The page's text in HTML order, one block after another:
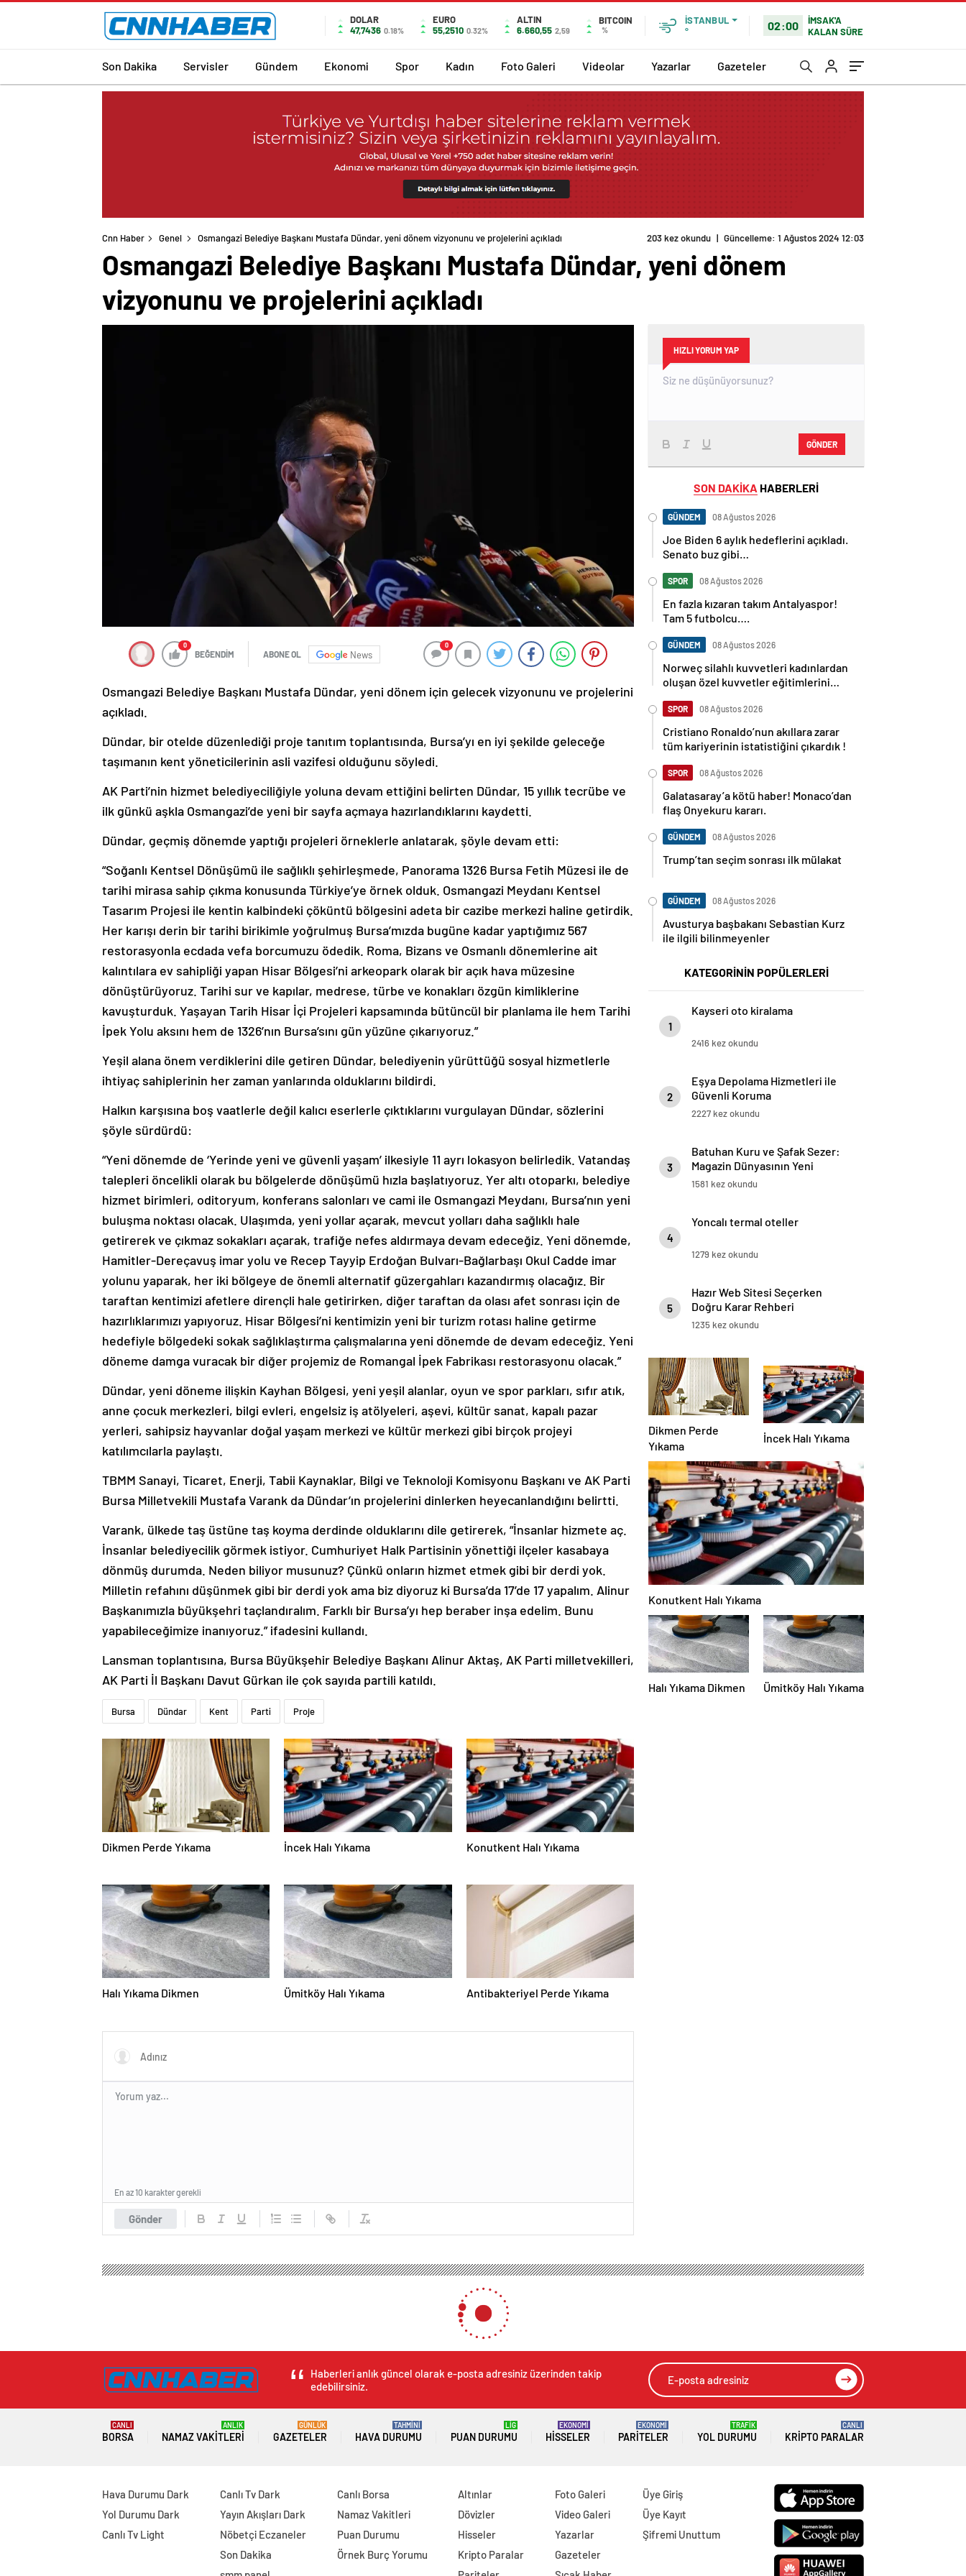
DOLAR
47,7436 0.18%
EURO
55,2510 0.32%
ALTIN
6.660,55 2,59
BITCOIN
%
İSTANBUL
°
02:00
İMSAK'A
KALAN SÜRE
Son Dakika Servisler Gündem Ekonomi Spor Kadın Foto Galeri Videolar Yazarlar Gazeteler
Cnn Haber Genel Osmangazi Belediye Başkanı Mustafa Dündar, yeni dönem vizyonunu ve projelerini açıkladı 203 kez okundu | Güncelleme: 1 Ağustos 2024 12:03
Osmangazi Belediye Başkanı Mustafa Dündar, yeni dönem
vizyonunu ve projelerini açıkladı
0
BEĞENDİM ABONE OL News
0
Osmangazi Belediye Başkanı Mustafa Dündar, yeni dönem için gelecek vizyonunu ve projelerini
açıkladı.
Dündar, bir otelde düzenlediği proje tanıtım toplantısında, Bursa’yı en iyi şekilde geleceğe
taşımanın kent yöneticilerinin asli vazifesi olduğunu söyledi.
AK Parti’nin hizmet belediyeciliğiyle yoluna devam ettiğini belirten Dündar, 15 yıllık tecrübe ve
ilk günkü aşkla Osmangazi’de yeni bir sayfa açmaya hazırlandıklarını kaydetti.
Dündar, geçmiş dönemde yaptığı projeleri örneklerle anlatarak, şöyle devam etti:
“Soğanlı Kentsel Dönüşümü ile sağlıklı şehirleşmede, Panorama 1326 Bursa Fetih Müzesi ile de
tarihi mirasa sahip çıkma konusunda Türkiye’ye örnek olduk. Osmangazi Meydanı Kentsel
Tasarım Projesi ile kentin kalbindeki çöküntü bölgesini adeta bir cazibe merkezi haline getirdik.
Her karışı derin bir tarihi birikimle yoğrulmuş Bursa’mızda bugüne kadar yaptığımız 567
restorasyonla ecdada vefa borcumuzu ödedik. Roma, Bizans ve Osmanlı dönemlerine ait
kalıntılara ev sahipliği yapan Hisar Bölgesi’ni arkeopark olarak bir açık hava müzesine
dönüştürüyoruz. Tarihi sur ve kapılar, medrese, türbe ve konakları özgün kimliklerine
kavuşturduk. Yaşayan Tarih Hisar İçi Projeleri kapsamında bütüncül bir planlama ile hem Tarihi
İpek Yolu aksını hem de 1326’nın Bursa’sını gün yüzüne çıkarıyoruz.”
Yeşil alana önem verdiklerini dile getiren Dündar, belediyenin yürüttüğü sosyal hizmetlerle
ihtiyaç sahiplerinin her zaman yanlarında olduklarını bildirdi.
Halkın karşısına boş vaatlerle değil kalıcı eserlerle çıktıklarını vurgulayan Dündar, sözlerini
şöyle sürdürdü:
“Yeni dönemde de ‘Yerinde yeni ve güvenli yaşam’ ilkesiyle 11 ayrı lokasyon belirledik. Vatandaş
talepleri öncelikli olarak bu bölgelerde dönüşümü hızla başlatıyoruz. Yer altı otoparkı, belediye
hizmet birimleri, oditoryum, konferans salonları ve cami ile Osmangazi Meydanı, Bursa’nın yeni
buluşma noktası olacak. Ulaşımda, yeni yollar açarak, mevcut yolları daha sağlıklı hale
getirerek ve çıkmaz sokakları açarak, trafiğe nefes aldırmaya devam edeceğiz. Yeni dönemde,
Hamitler-Dereçavuş imar yolu ve Recep Tayyip Erdoğan Bulvarı-Bağlarbaşı Okul Cadde imar
yolunu yaparak, her iki bölgeye de önemli alternatif güzergahları kazandırmış olacağız. Bir
taraftan kentimizi afetlere dirençli hale getirirken, diğer taraftan da olası afet sonrası için de
hazırlıklarımızı yapıyoruz. Hisar Bölgesi’ni kentimizin yeni bir turizm rotası haline getirme
hedefiyle bölgedeki sokak sağlıklaştırma çalışmalarına yeni dönemde de devam edeceğiz. Yeni
döneme damga vuracak bir diğer projemiz de Romangal İpek Fabrikası restorasyonu olacak.”
Dündar, yeni döneme ilişkin Kayhan Bölgesi, yeni yeşil alanlar, oyun ve spor parkları, sıfır atık,
anne çocuk merkezleri, bilgi evleri, engelsiz iş atölyeleri, aşevi, kültür sanat, kapalı pazar
yerleri, sahipsiz hayvanlar doğal yaşam merkezi ve kültür merkezi gibi birçok projeyi
katılımcılarla paylaştı.
TBMM Sanayi, Ticaret, Enerji, Tabii Kaynaklar, Bilgi ve Teknoloji Komisyonu Başkanı ve AK Parti
Bursa Milletvekili Mustafa Varank da Dündar’ın projelerini dinlerken heyecanlandığını belirtti.
Varank, ülkede taş üstüne taş koyma derdinde olduklarını dile getirerek, “İnsanlar hizmete aç.
İnsanlar belediyecilik görmek istiyor. Cumhuriyet Halk Partisinin yönettiği ilçeler kasabaya
dönmüş durumda. Neden biliyor musunuz? Çünkü onların hizmet etmek gibi bir derdi yok.
Milletin refahını düşünmek gibi bir derdi yok ama biz diyoruz ki Bursa’da 17’de 17 yapalım. Alinur
Başkanımızla büyükşehri taçlandıralım. Farklı bir Bursa’yı hep beraber inşa edelim. Bunu
yapabileceğimize inanıyoruz.” ifadesini kullandı.
Lansman toplantısına, Bursa Büyükşehir Belediye Başkanı Alinur Aktaş, AK Parti milletvekilleri,
AK Parti İl Başkanı Davut Gürkan ile çok sayıda partili katıldı.
Bursa Dündar Kent Parti Proje
Dikmen Perde Yıkama İncek Halı Yıkama Konutkent Halı Yıkama
Halı Yıkama Dikmen Ümitköy Halı Yıkama Antibakteriyel Perde Yıkama
Gönder
En az 10 karakter gerekli
HIZLI YORUM YAP
GÖNDER
SON DAKİKA HABERLERİ
GÜNDEM 08 Ağustos 2026
Joe Biden 6 aylık hedeflerini açıkladı.
Senato buz gibi…
SPOR 08 Ağustos 2026
En fazla kızaran takım Antalyaspor!
Tam 5 futbolcu….
GÜNDEM 08 Ağustos 2026
Norweç silahlı kuvvetleri kadınlardan
oluşan özel kuvvetler eğitimlerini
SPOR 08 Ağustos 2026
Cristiano Ronaldo’nun akıllara zarar
tüm kariyerinin istatistiğini çıkardık !
SPOR 08 Ağustos 2026
Galatasaray’a kötü haber! Monaco’dan
flaş Onyekuru kararı.
GÜNDEM 08 Ağustos 2026
Trump’tan seçim sonrası ilk mülakat
GÜNDEM 08 Ağustos 2026
Avusturya başbakanı Sebastian Kurz
ile ilgili bilinmeyenler
KATEGORİNİN POPÜLERLERİ
1
Kayseri oto kiralama
2416 kez okundu
2
Eşya Depolama Hizmetleri ile
Güvenli Koruma
2227 kez okundu
3
Batuhan Kuru ve Şafak Sezer:
Magazin Dünyasının Yeni
“Dynamic Duo”su!
1581 kez okundu
4
Yoncalı termal oteller
1279 kez okundu
5
Hazır Web Sitesi Seçerken
Doğru Karar Rehberi
1235 kez okundu
Dikmen Perde
Yıkama
İncek Halı Yıkama
Konutkent Halı Yıkama
Halı Yıkama Dikmen Ümitköy Halı Yıkama
Haberleri anlık güncel olarak e-posta adresiniz üzerinden takip
edebilirsiniz.
BORSA
CANLI
NAMAZ VAKITLERI
ANLIK
GAZETELER
GÜNLÜK
HAVA DURUMU
TAHMİNİ
PUAN DURUMU
LİG
HISSELER
EKONOMİ
PARITELER
EKONOMİ
YOL DURUMU
TRAFİK
KRIPTO PARALAR
CANLI
Hava Durumu Dark
Yol Durumu Dark
Canlı Tv Light
Canlı Tv Dark
Yayın Akışları Dark
Nöbetçi Eczaneler
Son Dakika
Canlı Borsa
Namaz Vakitleri
Puan Durumu
Örnek Burç Yorumu
Altınlar
Dövizler
Hisseler
Kripto Paralar
Foto Galeri
Video Galeri
Yazarlar
Gazeteler
Üye Giriş
Üye Kayıt
Şifremi Unuttum